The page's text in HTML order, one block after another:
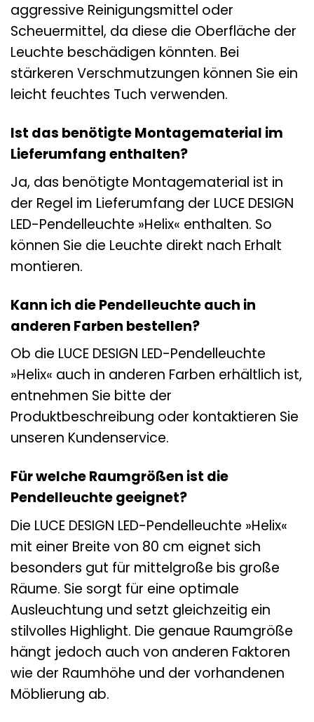
aggressive Reinigungsmittel oder
Scheuermittel, da diese die Oberfläche der
Leuchte beschädigen könnten. Bei
stärkeren Verschmutzungen können Sie ein
leicht feuchtes Tuch verwenden.
Ist das benötigte Montagematerial im
Lieferumfang enthalten?
Ja, das benötigte Montagematerial ist in
der Regel im Lieferumfang der LUCE DESIGN
LED-Pendelleuchte »Helix« enthalten. So
können Sie die Leuchte direkt nach Erhalt
montieren.
Kann ich die Pendelleuchte auch in
anderen Farben bestellen?
Ob die LUCE DESIGN LED-Pendelleuchte
»Helix« auch in anderen Farben erhältlich ist,
entnehmen Sie bitte der
Produktbeschreibung oder kontaktieren Sie
unseren Kundenservice.
Für welche Raumgrößen ist die
Pendelleuchte geeignet?
Die LUCE DESIGN LED-Pendelleuchte »Helix«
mit einer Breite von 80 cm eignet sich
besonders gut für mittelgroße bis große
Räume. Sie sorgt für eine optimale
Ausleuchtung und setzt gleichzeitig ein
stilvolles Highlight. Die genaue Raumgröße
hängt jedoch auch von anderen Faktoren
wie der Raumhöhe und der vorhandenen
Möblierung ab.